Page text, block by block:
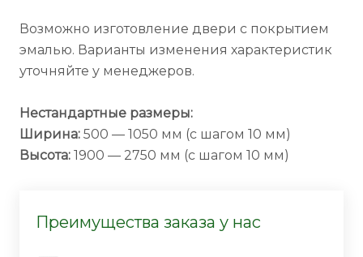
Возможно изготовление двери с покрытием
эмалью. Варианты изменения характеристик
уточняйте у менеджеров.
Нестандартные размеры:
Ширина: 500 — 1050 мм (с шагом 10 мм)
Высота: 1900 — 2750 мм (с шагом 10 мм)
Преимущества заказа у нас